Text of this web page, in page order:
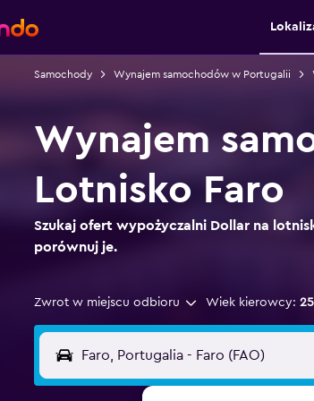
Samochody Wynajem samochodów w Portugalii
Wynajem
Lotnisko Faro
Szukaj ofert wypożyczalni Dollar na
porównuj je.
Zwrot w miejscu odbioru Wiek kierowcy: